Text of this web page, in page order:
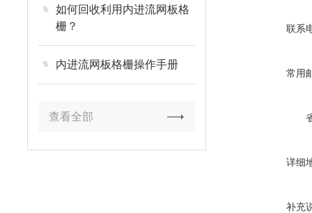
如何回收利用内进流网板格
栅？
内进流网板格栅操作手册
查看全部
联系
常用
详细
补充